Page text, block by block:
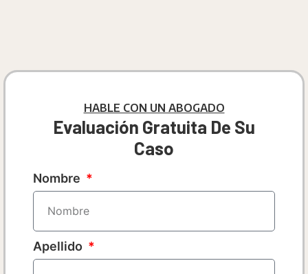
HABLE CON UN ABOGADO
Evaluación Gratuita De Su
Caso
Nombre
Apellido